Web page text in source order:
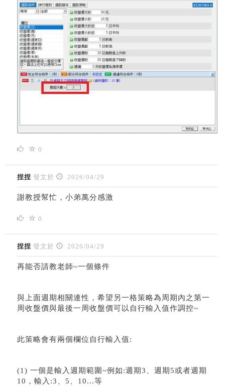
0
捏捏 發文於 2026/04/29
謝教授幫忙，小弟萬分感激
0
捏捏 發文於 2026/04/29
再能否請教老師~一個條件
與上面週期相關連性，希望另一格策略為周期內之第一
周收盤價與最後一周收盤價可以自行輸入值作調控~
此策略會有兩個欄位自行輸入值:
(1) 一個是輸入週期範圍~例如:週期3、週期5或者週期
10，輸入:3、5、10...等